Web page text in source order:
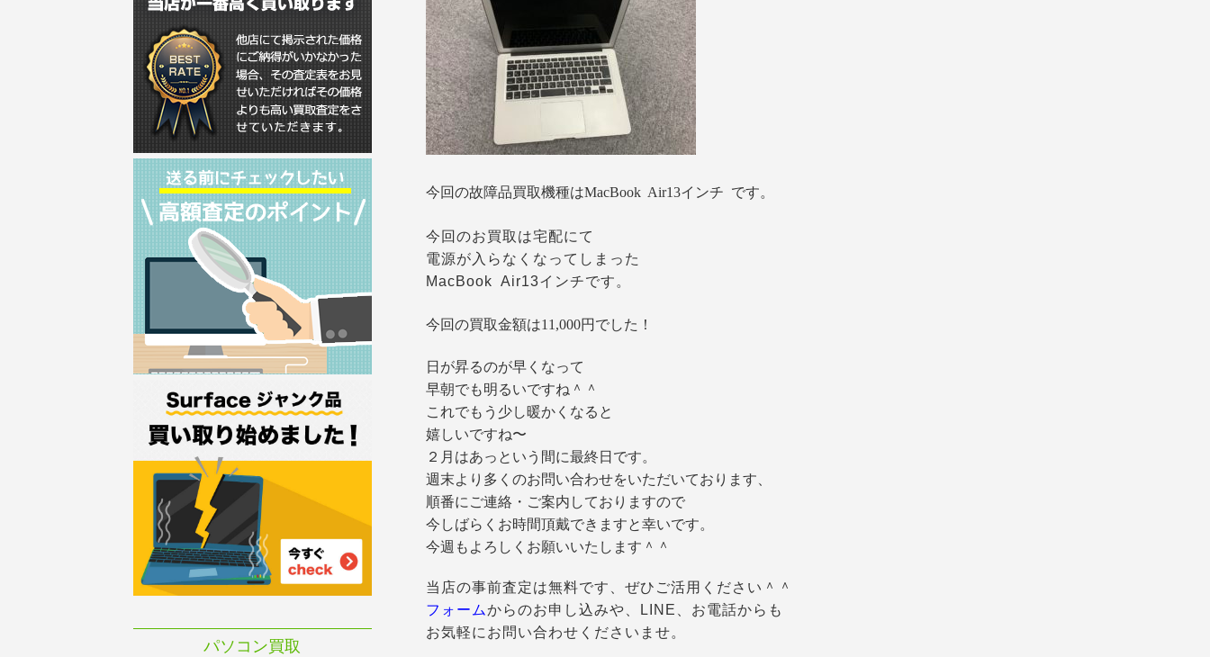
今回の故障品買取機種はMacBook Air13インチ です。
今回のお買取は宅配にて
電源が入らなくなってしまった
MacBook Air13インチです。
今回の買取金額は11,000円でした！
日が昇るのが早くなって
早朝でも明るいですね＾＾
これでもう少し暖かくなると
嬉しいですね〜
２月はあっという間に最終日です。
週末より多くのお問い合わせをいただいております、
順番にご連絡・ご案内しておりますので
今しばらくお時間頂戴できますと幸いです。
今週もよろしくお願いいたします＾＾
当店の事前査定は無料です、ぜひご活用ください＾＾
フォームからのお申し込みや、LINE、お電話からも
お気軽にお問い合わせくださいませ。
パソコン買取